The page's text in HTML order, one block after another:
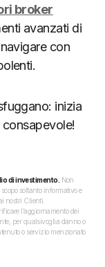
broker
avanzati di
con
inizia
di investimento. Non
soltanto informativo e
nostri Clienti.
l’aggiornamento dei
per qualsivoglia danno o
o servizio menzionato